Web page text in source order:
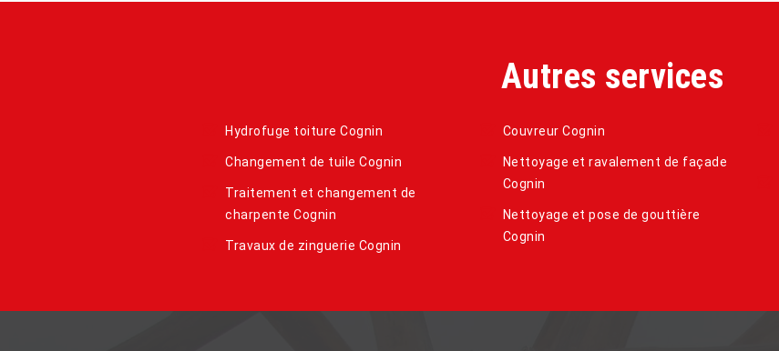
Autres services
Hydrofuge toiture Cognin
Changement de tuile Cognin
Traitement et changement de
charpente Cognin
Travaux de zinguerie Cognin
Couvreur Cognin
Nettoyage et ravalement de façade
Cognin
Nettoyage et pose de gouttière
Cognin